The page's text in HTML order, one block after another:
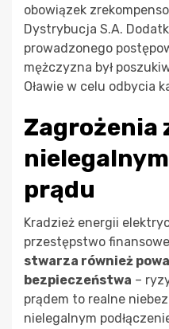
obowiązek
Dystrybucja S.A.
prowadzonego
mężczyzna był
Oławie w celu odbycia
Zagrożenia
prądu
Kradzież energii
przestępstwo
stwarza również
bezpieczeństwa –
prądem to realne
nielegalnym